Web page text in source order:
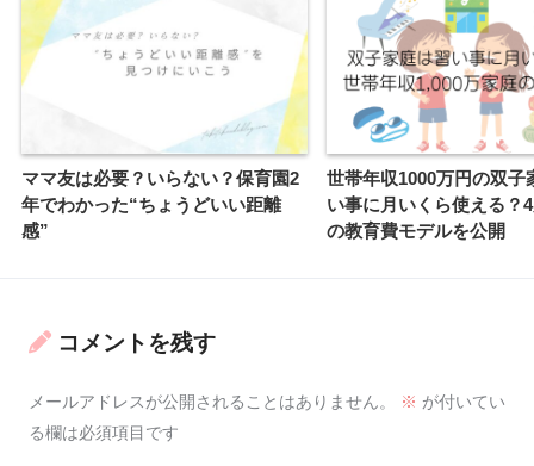
ママ友は必要？いらない？保育園2
年でわかった“ちょうどいい距離
感”
世帯年収1000万円の双子
い事に月いくら使える？
の教育費モデルを公開
コメントを残す
メールアドレスが公開されることはありません。 ※ が付いてい
る欄は必須項目です